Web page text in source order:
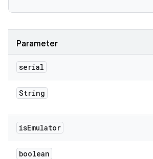
Parameter
serial
String
isEmulator
boolean